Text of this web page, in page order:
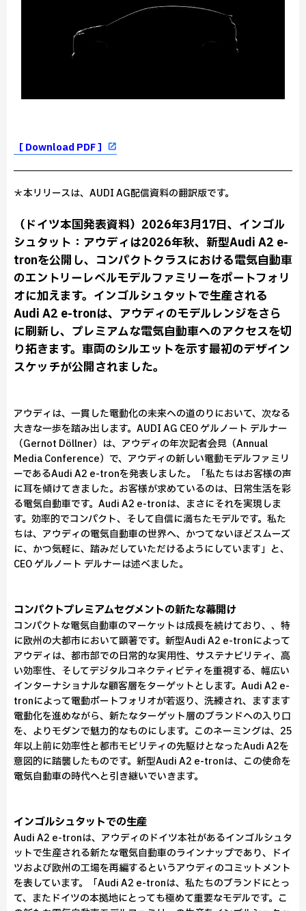
［ Download PDF ］
＊本リリースは、AUDI AG配信資料の翻訳版です。
（ドイツ本国発表資料）2026年3月17日、インゴル
シュタット：アウディは2026年秋、新型Audi A2 e-
tronを公開し、コンパクトクラスにおける電気自動車
のエントリーレベルモデルファミリーをポートフォリ
オに加えます。インゴルシュタットで生産される
Audi A2 e-tronは、アウディのモデルレンジをさら
に刷新し、プレミアムな電気自動車へのアクセスを切
り拓きます。車両のシルエットを示す最初のデザイン
スケッチが公開されました。
アウディは、一貫した電動化の未来への道のりにおいて、次なる
大きな一歩を踏み出します。AUDI AG CEO ゲルノート デルナー
（Gernot Döllner）は、アウディの年次記者会見（Annual
Media Conference）で、アウディの新しい電動モデルファミリ
ーであるAudi A2 e-tronを発表しました。「私たちはお客様の声
に耳を傾けてきました。お客様が求めているのは、日常生活を彩
る電気自動車です。Audi A2 e-tronは、まさにそれを実現しま
す。効率的でコンパクト、そして自信に満ちたモデルです。私た
ちは、アウディの電気自動車の世界へ、かつてないほどスムーズ
に、かつ気軽に、踏みだしていただけるようにしています」と、
CEO ゲルノート デルナーは述べました。
コンパクトプレミアムセグメントの新たな幕開け
コンパクトな電気自動車のマーケットは成長を続けており、、特
に欧州の大都市において顕著です。新型Audi A2 e-tronによって
アウディは、都市部での日常的な実用性、サステナビリティ、高
い効率性、そしてデジタルコネクティビティを重視する、幅広い
インターナショナルな顧客層をターゲットとします。Audi A2 e-
tronによって電動ポートフォリオが若返り、洗練され、ますます
電動化を進めながら、新たなターゲット層のブランドへの入り口
を、よりモダンで魅力的なものにします。このネーミングは、25
年以上前に効率性と都市モビリティの先駆けとなったAudi A2を
意図的に踏襲したものです。新型Audi A2 e-tronは、この使命を
電気自動車の時代へと引き継いでいきます。
インゴルシュタットでの生産
Audi A2 e-tronは、アウディのドイツ本社があるインゴルシュタ
ットで生産される新たな電気自動車のラインナップであり、ドイ
ツおよび欧州の工場を再編するというアウディのコミットメント
を表しています。「Audi A2 e-tronは、私たちのブランドにとっ
て、またドイツの本拠地にとっても極めて重要なモデルです。こ